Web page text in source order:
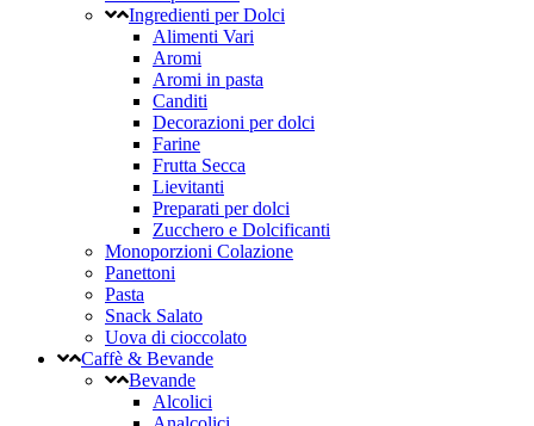
Ingredienti per Dolci
Alimenti Vari
Aromi
Aromi in pasta
Canditi
Decorazioni per dolci
Farine
Frutta Secca
Lievitanti
Preparati per dolci
Zucchero e Dolcificanti
Monoporzioni Colazione
Panettoni
Pasta
Snack Salato
Uova di cioccolato
Caffè & Bevande
Bevande
Alcolici